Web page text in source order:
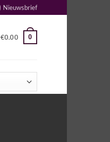
Nieuwsbrief
€0.00 0